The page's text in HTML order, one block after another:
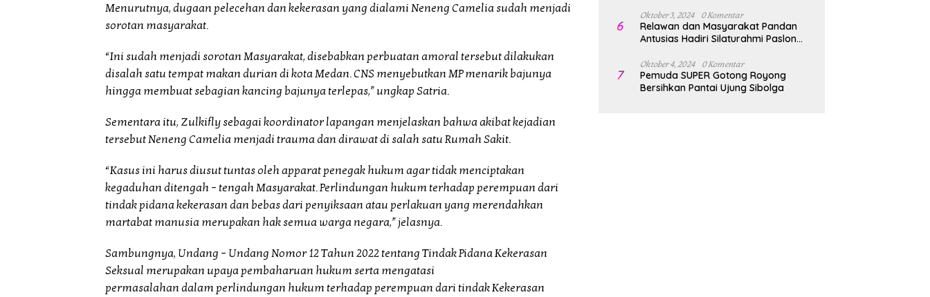
Menurutnya, dugaan pelecehan dan kekerasan yang dialami Neneng Camelia sudah menjadi
sorotan masyarakat.
“Ini sudah menjadi sorotan Masyarakat, disebabkan perbuatan amoral tersebut dilakukan
disalah satu tempat makan durian di kota Medan. CNS menyebutkan MP menarik bajunya
hingga membuat sebagian kancing bajunya terlepas,” ungkap Satria.
Sementara itu, Zulkifly sebagai koordinator lapangan menjelaskan bahwa akibat kejadian
tersebut Neneng Camelia menjadi trauma dan dirawat di salah satu Rumah Sakit.
“Kasus ini harus diusut tuntas oleh apparat penegak hukum agar tidak menciptakan
kegaduhan ditengah – tengah Masyarakat. Perlindungan hukum terhadap perempuan dari
tindak pidana kekerasan dan bebas dari penyiksaan atau perlakuan yang merendahkan
martabat manusia merupakan hak semua warga negara,” jelasnya.
Sambungnya, Undang – Undang Nomor 12 Tahun 2022 tentang Tindak Pidana Kekerasan
Seksual merupakan upaya pembaharuan hukum serta mengatasi
permasalahan dalam perlindungan hukum terhadap perempuan dari tindak Kekerasan
6
Oktober 3, 2024 0 Komentar
Relawan dan Masyarakat Pandan
Antusias Hadiri Silaturahmi Paslon
7
Oktober 4, 2024 0 Komentar
Pemuda SUPER Gotong Royong
Bersihkan Pantai Ujung Sibolga